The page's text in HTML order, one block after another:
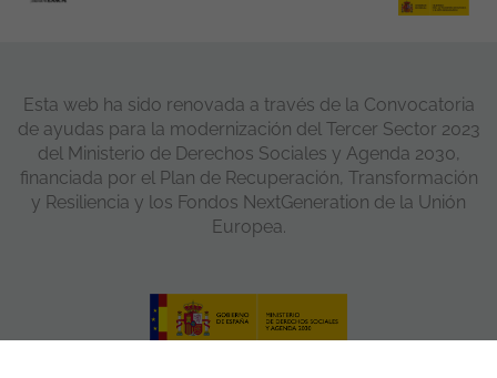
Esta web ha sido renovada a través de la Convocatoria
de ayudas para la modernización del Tercer Sector 2023
del Ministerio de Derechos Sociales y Agenda 2030,
financiada por el Plan de Recuperación, Transformación
y Resiliencia y los Fondos NextGeneration de la Unión
Europea.